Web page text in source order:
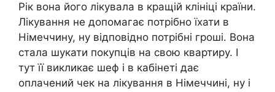
Рік вона його лiкувала в кращій клініці країни.
Лiкування не допомагає потрібно їхати в
Німеччину, ну відповідно потрібні гроші. Вона
стала шукати покупців на свою квартиру. І
тут її викликає шеф і в кабінеті дає
оплачений чек на лiкування в Німеччині, ну і